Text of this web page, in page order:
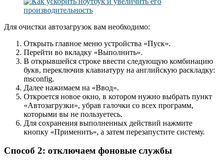
Для очистки автозагрузок вам необходимо:
Открыть главное меню устройства «Пуск».
Перейти во вкладку «Выполнить».
В открывшейся строке ввести следующую комбинацию
букв, переключив клавиатуру на английскую раскладку:
msconfig.
Далее нажимаем на «Ввод».
Откроется новое окно, в котором нужно выбрать пункт
«Автозагрузки», убрав галочки со всех программ,
которыми вы не пользуетесь.
Для сохранения выполненных действий нажмите
кнопку «Применить», а затем перезапустите систему.
Способ 2: отключаем фоновые службы